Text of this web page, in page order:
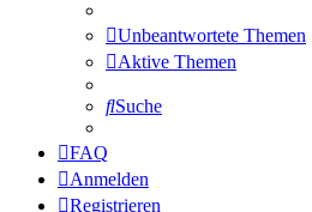
Unbeantwortete Themen
Aktive Themen
Suche
FAQ
Anmelden
Registrieren